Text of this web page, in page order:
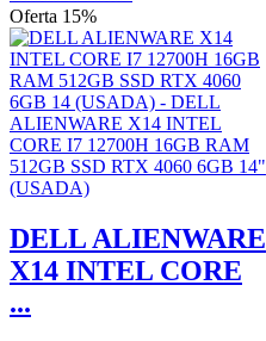
Oferta 15%
DELL ALIENWARE
X14 INTEL CORE
...